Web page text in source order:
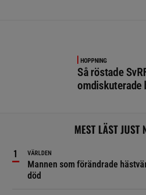
HOPPNING
Så röstade
omdiskuterade
MEST LÄST JUST
VÄRLDEN
Mannen som förändrade
död